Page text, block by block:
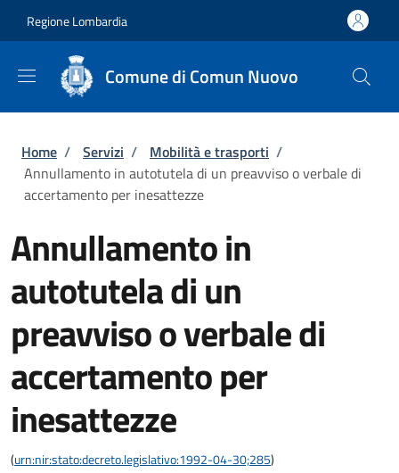
Regione Lombardia
Comune di Comun Nuovo
Briciole di pane
Home / Servizi / Mobilità e trasporti /
Annullamento in autotutela di un preavviso o verbale di
accertamento per inesattezze
Annullamento in
autotutela di un
preavviso o verbale di
accertamento per
inesattezze
(urn:nir:stato:decreto.legislativo:1992-04-30;285)